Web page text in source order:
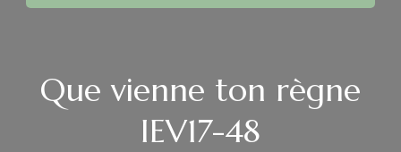
Que vienne ton règne
IEV17-48